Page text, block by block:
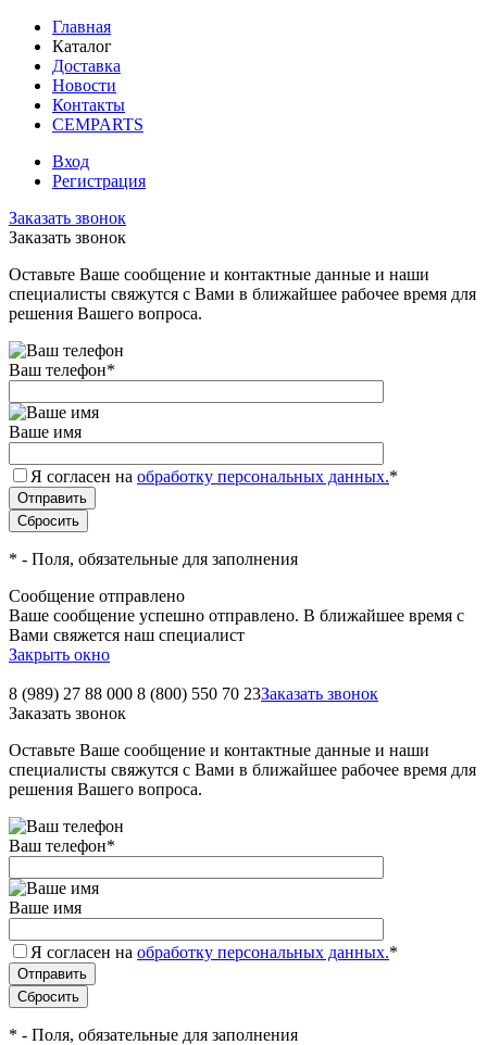
Главная
Каталог
Доставка
Новости
Контакты
CEMPARTS
Вход
Регистрация
Заказать звонок
Заказать звонок
Оставьте Ваше сообщение и контактные данные и наши
специалисты свяжутся с Вами в ближайшее рабочее время для
решения Вашего вопроса.
Ваш телефон*
Ваше имя
Я согласен на обработку персональных данных.*
* - Поля, обязательные для заполнения
Сообщение отправлено
Ваше сообщение успешно отправлено. В ближайшее время с
Вами свяжется наш специалист
Закрыть окно
8 (989) 27 88 000 8 (800) 550 70 23Заказать звонок
Заказать звонок
Оставьте Ваше сообщение и контактные данные и наши
специалисты свяжутся с Вами в ближайшее рабочее время для
решения Вашего вопроса.
Ваш телефон*
Ваше имя
Я согласен на обработку персональных данных.*
* - Поля, обязательные для заполнения